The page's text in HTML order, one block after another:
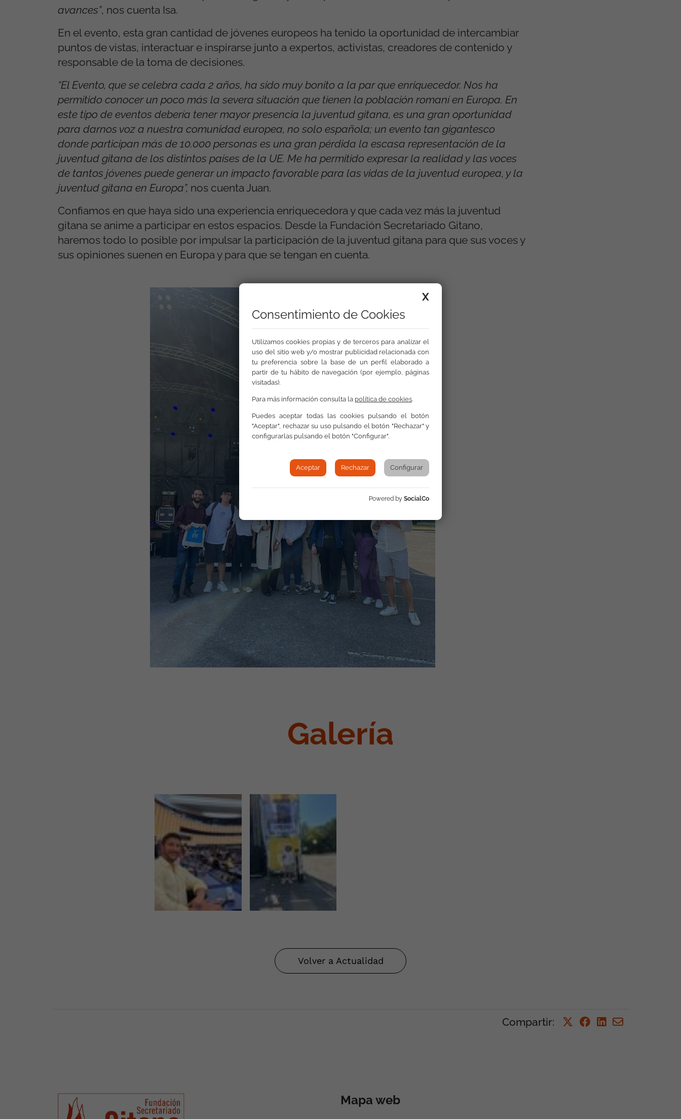
avances”, nos cuenta Isa.
En el evento, esta gran cantidad de jóvenes europeos ha tenido la oportunidad de intercambiar
puntos de vistas, interactuar e inspirarse junto a expertos, activistas, creadores de contenido y
responsable de la toma de decisiones.
“El Evento, que se celebra cada 2 años, ha sido muy bonito a la par que enriquecedor. Nos ha
permitido conocer un poco más la severa situación que tienen la población romaní en Europa. En
este tipo de eventos debería tener mayor presencia la juventud gitana, es una gran oportunidad
para darnos voz a nuestra comunidad europea, no solo española; un evento tan gigantesco
donde participan más de 10.000 personas es una gran pérdida la escasa representación de la
juventud gitana de los distintos países de la UE. Me ha permitido expresar la realidad y las voces
de tantos jóvenes puede generar un impacto favorable para las vidas de la juventud europea, y la
juventud gitana en Europa”, nos cuenta Juan.
Confiamos en que haya sido una experiencia enriquecedora y que cada vez más la juventud
gitana se anime a participar en estos espacios. Desde la Fundación Secretariado Gitano,
haremos todo lo posible por impulsar la participación de la juventud gitana para que sus voces y
sus opiniones suenen en Europa y para que se tengan en cuenta.
Galería
Volver a Actualidad
Compartir:
Mapa web
X
Consentimiento de Cookies
Utilizamos cookies propias y de terceros para analizar el
uso del sitio web y/o mostrar publicidad relacionada con
tu preferencia sobre la base de un perfil elaborado a
partir de tu hábito de navegación (por ejemplo, páginas
visitadas).
Para más información consulta la política de cookies.
Puedes aceptar todas las cookies pulsando el botón
"Aceptar", rechazar su uso pulsando el botón "Rechazar" y
configurarlas pulsando el botón "Configurar".
Aceptar Rechazar Configurar
Powered by SocialCo